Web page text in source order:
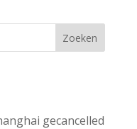
Zoeken
gecancelled